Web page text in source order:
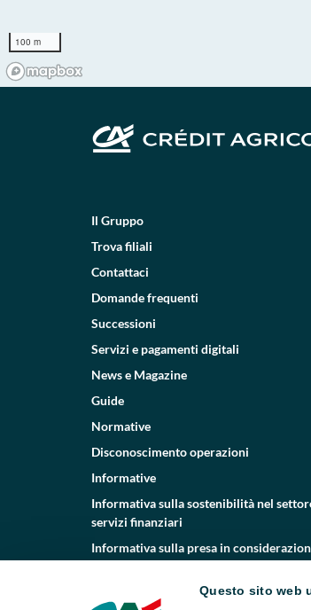
Questo sito web
100 m
Il Gruppo
Trova filiali
Contattaci
Domande frequenti
Successioni
Servizi e pagamenti digitali
News e Magazine
Guide
Normative
Disconoscimento operazioni
Informative
Informativa sulla sostenibilità nel
servizi finanziari
Informativa sulla presa in